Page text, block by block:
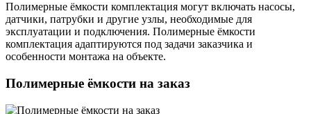
Полимерные ёмкости комплектация могут включать насосы,
датчики, патрубки и другие узлы, необходимые для
эксплуатации и подключения. Полимерные ёмкости
комплектация адаптируются под задачи заказчика и
особенности монтажа на объекте.
Полимерные ёмкости на заказ